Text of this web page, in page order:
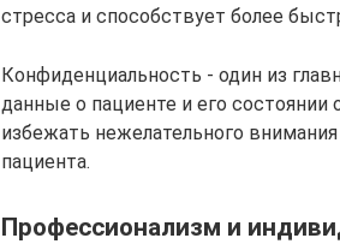
стресса и способствует более
Конфиденциальность - один из
данные о пациенте и его
избежать нежелательного
пациента.
Профессионализм и